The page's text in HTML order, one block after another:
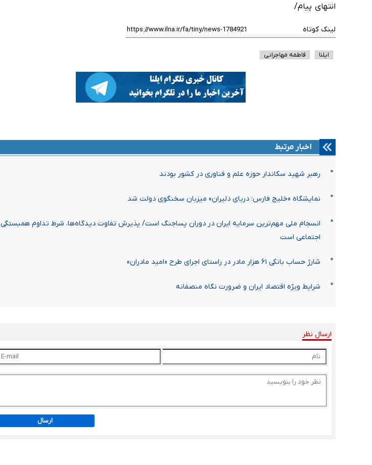
انتهای پیام/
لینک کوتاه
ایلنا فاطمه مهاجرانی
اخبار مرتبط
رهبر شهید سکاندار حوزه علم و فناوری در کشور بودند
نمایشگاه «خلیج فارس؛ دریای دلیران» میزبان سخنگوی دولت شد
انسجام ملی مهم‌ترین سرمایه ایران در دوران پساجنگ است/ پذیرش تفاوت دیدگاه‌ها، شرط تداوم همبستگی
اجتماعی است
شارژ حساب بانکی ۶۱ هزار مادر در راستای اجرای طرح «امید مادران»
شرایط ویژه اقتصاد ایران و ضرورت نگاه منصفانه
ارسال نظر
ارسال